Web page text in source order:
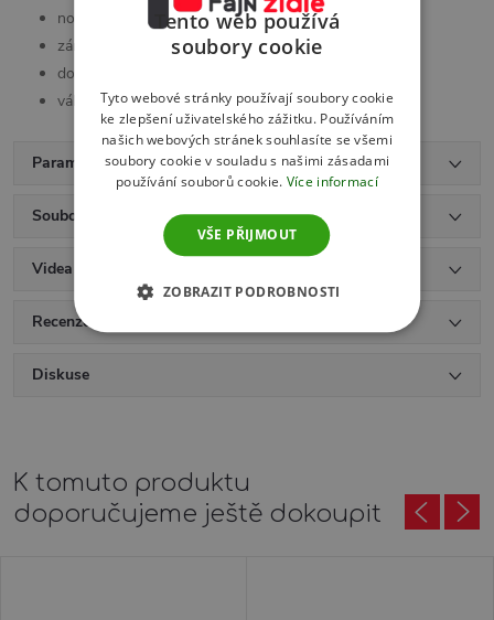
nosnost 120kg
záruka 36 měsíců
dodání v demontu v kartonu 38x59x84
váha židle 11kg
Parametry produktu
Soubory ke stažení
Videa
Recenze (6)
Diskuse
K tomuto produktu
doporučujeme ještě dokoupit
Tento web používá
soubory cookie
Tyto webové stránky používají soubory cookie
ke zlepšení uživatelského zážitku. Používáním
našich webových stránek souhlasíte se všemi
soubory cookie v souladu s našimi zásadami
používání souborů cookie. Více informací
VŠE PŘIJMOUT
ZOBRAZIT PODROBNOSTI